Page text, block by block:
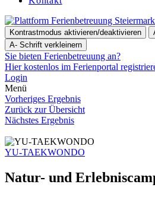
Kontrastmodus aktivieren/deaktivieren
A- Schrift verkleinern
Sie bieten Ferienbetreuung an?
Hier kostenlos im Ferienportal
Login
Menü
Vorheriges Ergebnis
Zurück zur Übersicht
Nächstes Ergebnis
YU-TAEKWONDO
Natur- und